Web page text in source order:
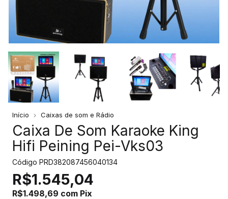
Início Caixas de som e Rádio
Caixa De Som Karaoke King
Hifi Peining Pei-Vks03
Código PRD382087456040134
R$1.545,04
R$1.498,69 com Pix